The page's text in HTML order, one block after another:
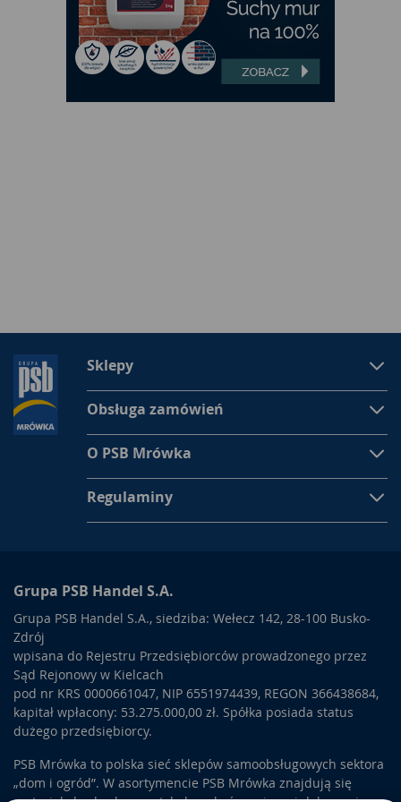
Sklepy
Obsługa zamówień
O PSB Mrówka
Regulaminy
Grupa PSB Handel S.A.
Grupa PSB Handel S.A., siedziba: Wełecz 142, 28-100 Busko-
Zdrój
wpisana do Rejestru Przedsiębiorców prowadzonego przez
Sąd Rejonowy w Kielcach
pod nr KRS 0000661047, NIP 6551974439, REGON 366438684,
kapitał wpłacony: 53.275.000,00 zł. Spółka posiada status
dużego przedsiębiorcy.
PSB Mrówka to polska sieć sklepów samoobsługowych sektora
„dom i ogród”. W asortymencie PSB Mrówka znajdują się